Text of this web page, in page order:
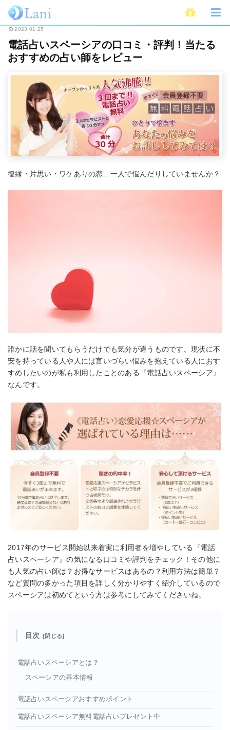
ホーム 電話占い 電話占いスペーシアの口コミ・評判！当たるおすすめの
2023.01.25
電話占いスペーシアの口コミ・評判！当たる
おすすめの占い師をレビュー
復縁・片思い・ワケありの恋…一人で悩んだりしていませんか？
誰かに話を聞いてもらうだけでも気分が違うものです。現状に不
安を持っている人や人には言いづらい悩みを抱えている人におす
すめしたいのが私も利用したことのある『電話占いスペーシア』
なんです。
2017年のサービス開始以来着実に利用者を増やしている『電話
占いスペーシア』の気になる口コミや評判をチェック！その他に
も人気の占い師は？お得なサービスはあるの？利用方法は簡単？
など質問の多かった項目を詳しく分かりやすく紹介しているので
スペーシアは初めてという方は参考にしてみてくださいね。
目次
電話占いスペーシアとは？
スペーシアの基本情報
電話占いスペーシアおすすめポイント
電話占いスペーシア無料電話占いプレゼント中